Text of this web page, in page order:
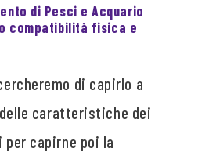
di Pesci e Acquario
compatibilità fisica e
di capirlo a
caratteristiche dei
capirne poi la